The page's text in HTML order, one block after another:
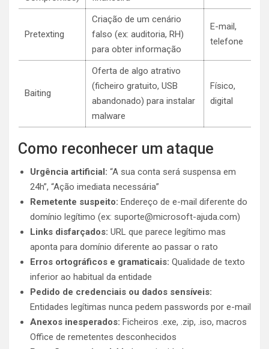
Pretexting
Criação de um cenário
falso (ex: auditoria, RH)
para obter informação
E-mail,
telefone
Baiting
Oferta de algo atrativo
(ficheiro gratuito, USB
abandonado) para instalar
malware
Físico,
digital
Como reconhecer um ataque
Urgência artificial: “A sua conta será suspensa em
24h”, “Ação imediata necessária”
Remetente suspeito: Endereço de e-mail diferente do
domínio legítimo (ex: suporte@microsoft-ajuda.com)
Links disfarçados: URL que parece legítimo mas
aponta para domínio diferente ao passar o rato
Erros ortográficos e gramaticais: Qualidade de texto
inferior ao habitual da entidade
Pedido de credenciais ou dados sensíveis:
Entidades legítimas nunca pedem passwords por e-mail
Anexos inesperados: Ficheiros .exe, .zip, .iso, macros
Office de remetentes desconhecidos